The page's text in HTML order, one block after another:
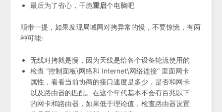
最后为了省心，干脆重启个电脑吧
顺带一提，如果发现局域网对拷异常的慢，不要惊慌，有两
种可能:
无线对拷就是慢，因为天线是给各个设备轮流使用的
检查 “控制面板\网络和 Internet\网络连接” 里面网卡
属性，看看当前协商的接口速度是多少，是否和网卡
以及路由器的匹配。在这个年代基本不会有百兆以下
的网卡和路由器，如果低于理论值，检查路由器设置